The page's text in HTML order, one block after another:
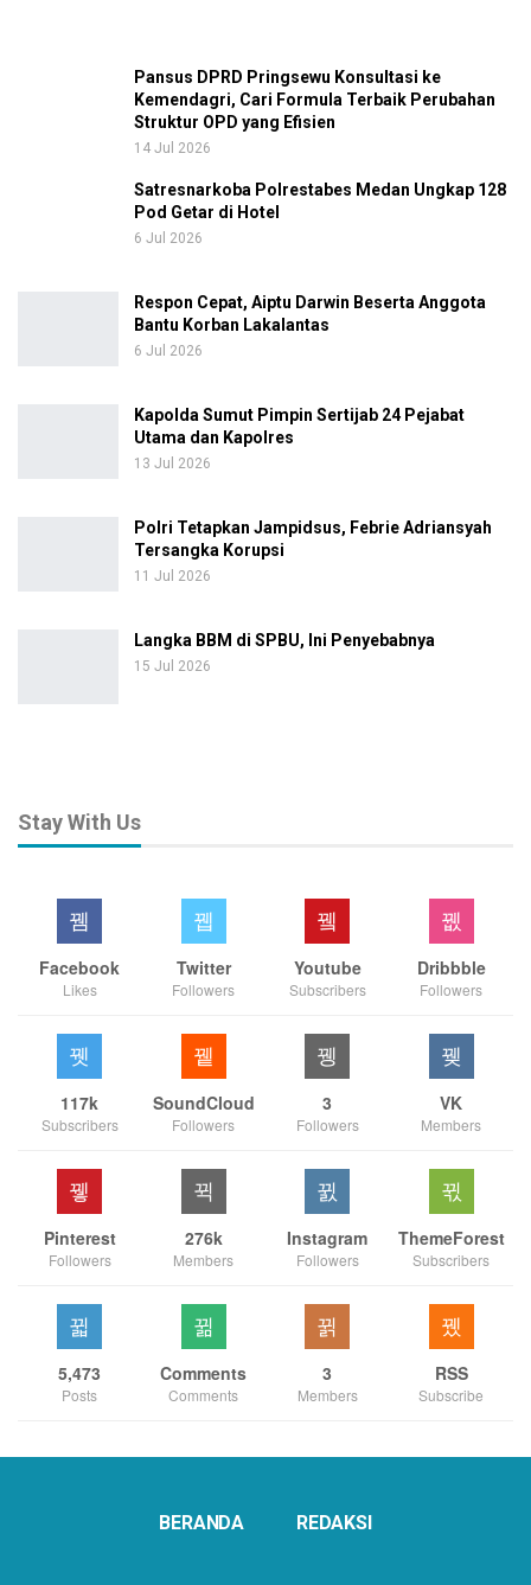
Pansus DPRD Pringsewu Konsultasi ke
Kemendagri, Cari Formula Terbaik Perubahan
Struktur OPD yang Efisien
14 Jul 2026
Satresnarkoba Polrestabes Medan Ungkap 128
Pod Getar di Hotel
6 Jul 2026
Respon Cepat, Aiptu Darwin Beserta Anggota
Bantu Korban Lakalantas
6 Jul 2026
Kapolda Sumut Pimpin Sertijab 24 Pejabat
Utama dan Kapolres
13 Jul 2026
Polri Tetapkan Jampidsus, Febrie Adriansyah
Tersangka Korupsi
11 Jul 2026
Langka BBM di SPBU, Ini Penyebabnya
15 Jul 2026
Stay With Us
Facebook
Likes
Twitter
Followers
Youtube
Subscribers
Dribbble
Followers
117k
Subscribers
SoundCloud
Followers
3
Followers
VK
Members
Pinterest
Followers
276k
Members
Instagram
Followers
ThemeForest
Subscribers
5,473
Posts
Comments
Comments
3
Members
RSS
Subscribe
BERANDA REDAKSI